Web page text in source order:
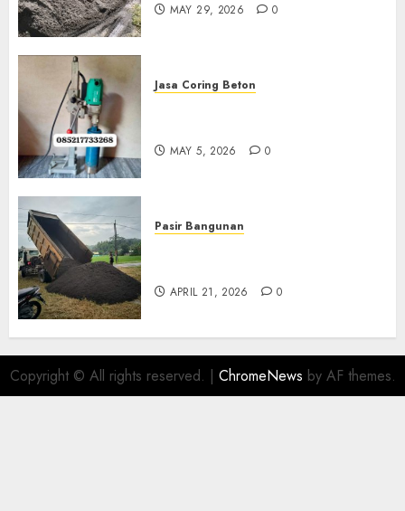
MAY 29, 2026 0
Jasa Coring Beton
MAY 5, 2026 0
Pasir Bangunan
APRIL 21, 2026 0
Copyright © All rights reserved. | ChromeNews by AF themes.